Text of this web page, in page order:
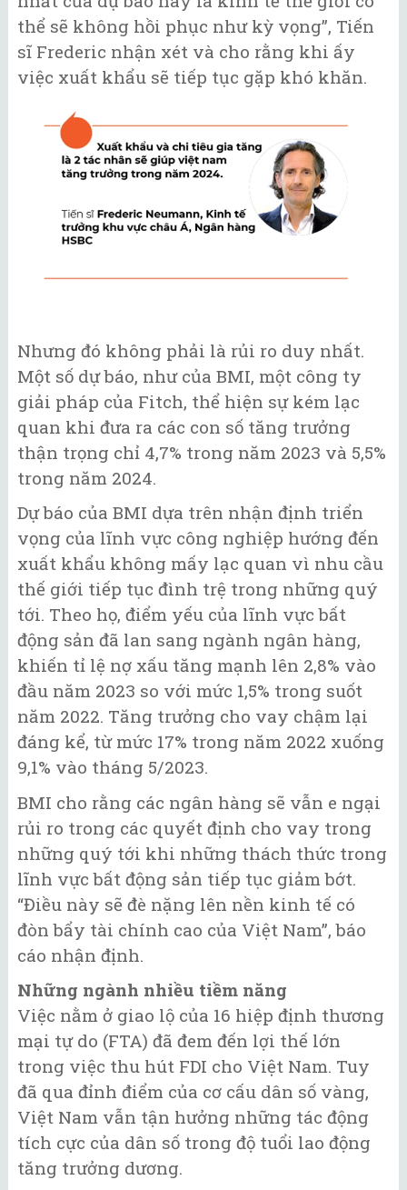
thể sẽ không hồi phục như kỳ vọng”, Tiến
sĩ Frederic nhận xét và cho rằng khi ấy
việc xuất khẩu sẽ tiếp tục gặp khó khăn.
Nhưng đó không phải là rủi ro duy nhất.
Một số dự báo, như của BMI, một công ty
giải pháp của Fitch, thể hiện sự kém lạc
quan khi đưa ra các con số tăng trưởng
thận trọng chỉ 4,7% trong năm 2023 và 5,5%
trong năm 2024.
Dự báo của BMI dựa trên nhận định triển
vọng của lĩnh vực công nghiệp hướng đến
xuất khẩu không mấy lạc quan vì nhu cầu
thế giới tiếp tục đình trệ trong những quý
tới. Theo họ, điểm yếu của lĩnh vực bất
động sản đã lan sang ngành ngân hàng,
khiến tỉ lệ nợ xấu tăng mạnh lên 2,8% vào
đầu năm 2023 so với mức 1,5% trong suốt
năm 2022. Tăng trưởng cho vay chậm lại
đáng kể, từ mức 17% trong năm 2022 xuống
9,1% vào tháng 5/2023.
BMI cho rằng các ngân hàng sẽ vẫn e ngại
rủi ro trong các quyết định cho vay trong
những quý tới khi những thách thức trong
lĩnh vực bất động sản tiếp tục giảm bớt.
“Điều này sẽ đè nặng lên nền kinh tế có
đòn bẩy tài chính cao của Việt Nam”, báo
cáo nhận định.
Những ngành nhiều tiềm năng
Việc nằm ở giao lộ của 16 hiệp định thương
mại tự do (FTA) đã đem đến lợi thế lớn
trong việc thu hút FDI cho Việt Nam. Tuy
đã qua đỉnh điểm của cơ cấu dân số vàng,
Việt Nam vẫn tận hưởng những tác động
tích cực của dân số trong độ tuổi lao động
tăng trưởng dương.